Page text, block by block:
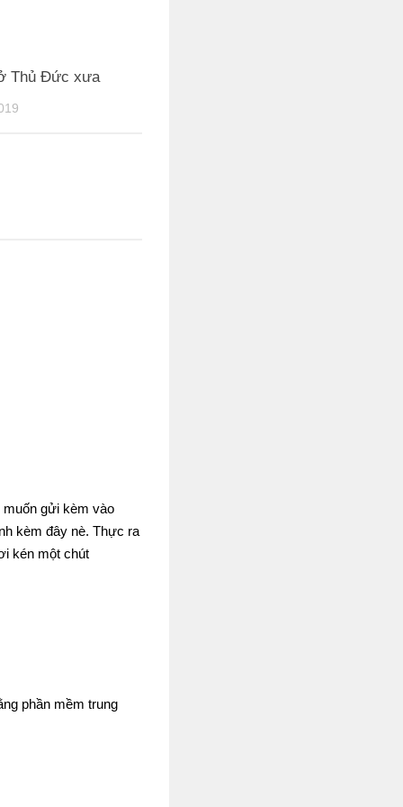
Thủ Đức xưa
muốn gửi kèm vào
kèm đây nè. Thực ra
kén một chút
phần mềm trung